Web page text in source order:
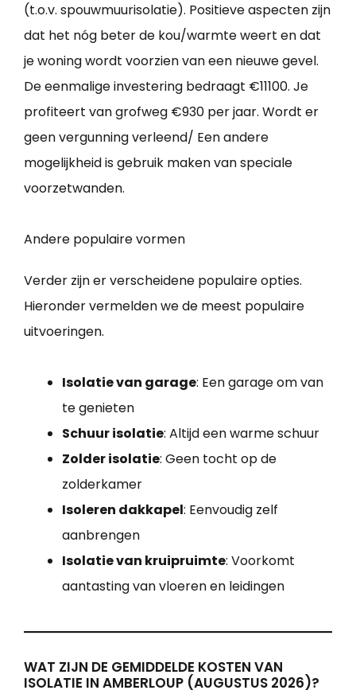
(t.o.v. spouwmuurisolatie). Positieve aspecten zijn
dat het nóg beter de kou/warmte weert en dat
je woning wordt voorzien van een nieuwe gevel.
De eenmalige investering bedraagt €11100. Je
profiteert van grofweg €930 per jaar. Wordt er
geen vergunning verleend/ Een andere
mogelijkheid is gebruik maken van speciale
voorzetwanden.
Andere populaire vormen
Verder zijn er verscheidene populaire opties.
Hieronder vermelden we de meest populaire
uitvoeringen.
Isolatie van garage: Een garage om van
te genieten
Schuur isolatie: Altijd een warme schuur
Zolder isolatie: Geen tocht op de
zolderkamer
Isoleren dakkapel: Eenvoudig zelf
aanbrengen
Isolatie van kruipruimte: Voorkomt
aantasting van vloeren en leidingen
WAT ZIJN DE GEMIDDELDE KOSTEN VAN
ISOLATIE IN AMBERLOUP (AUGUSTUS 2026)?